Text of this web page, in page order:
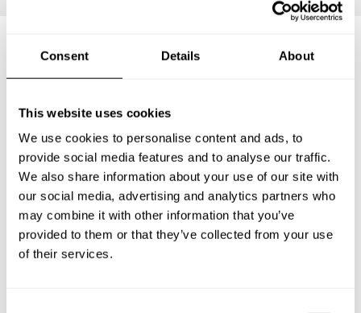
Consent Details About
This website uses cookies
We use cookies to personalise content and ads, to
provide social media features and to analyse our traffic.
We also share information about your use of our site with
our social media, advertising and analytics partners who
may combine it with other information that you’ve
provided to them or that they’ve collected from your use
of their services.
Preguntas frecuentes
Estas son las preguntas más frecuentes sobre Chef a
Domicilio en Villa Santa Rita.
¿Qué incluye un servicio de Chef a Domicilio en Villa
Santa Rita?